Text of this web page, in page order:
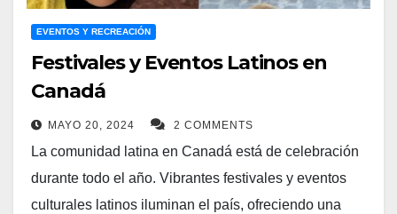
EVENTOS Y RECREACIÓN
Festivales y Eventos Latinos en
Canadá
MAYO 20, 2024 2 COMMENTS
La comunidad latina en Canadá está de celebración
durante todo el año. Vibrantes festivales y eventos
culturales latinos iluminan el país, ofreciendo una